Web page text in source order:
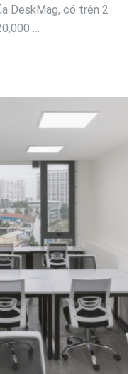
DeskMag, có trên 2
…